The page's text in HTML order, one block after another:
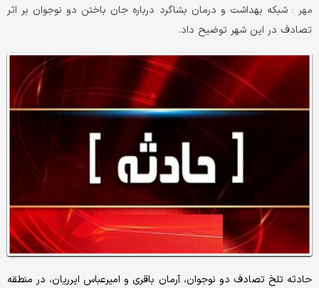
مهر :شبکه بهداشت و درمان بشاگرد درباره جان باختن دو نوجوان بر اثر
تصادف در این شهر توضیح داد.
حادثه تلخ تصادف دو نوجوان، آرمان باقری و امیرعباس ایرریان، در منطقه